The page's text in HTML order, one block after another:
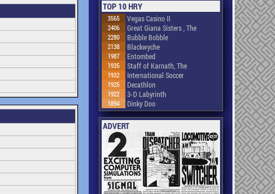
TOP 10 HRY
3565 Vegas Casino II
2406 Great Giana Sisters , The
2280 Bubble Bobble
2138 Blackwyche
1987 Entombed
1935 Staff of Karnath, The
1932 International Soccer
1925 Decathlon
1922 3-D Labyrinth
1894 Dinky Doo
ADVERT